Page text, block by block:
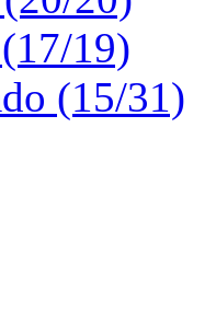
19)
(15/31)